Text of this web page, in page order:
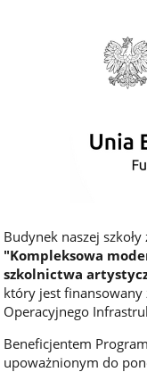
Budynek naszej
"Kompleksowa
szkolnictwa
który jest finansowany
Operacyjnego
Beneficjentem
upoważnionym do